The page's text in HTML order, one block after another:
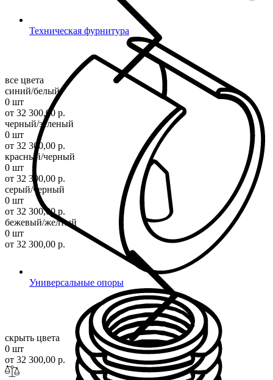
Техническая фурнитура
Универсальные опоры
все цвета
синий/белый
0 шт
от 32 300,00 р.
черный/зеленый
0 шт
от 32 300,00 р.
красный/черный
0 шт
от 32 300,00 р.
серый/черный
0 шт
от 32 300,00 р.
бежевый/желтый
0 шт
от 32 300,00 р.
скрыть цвета
0 шт
от 32 300,00 р.